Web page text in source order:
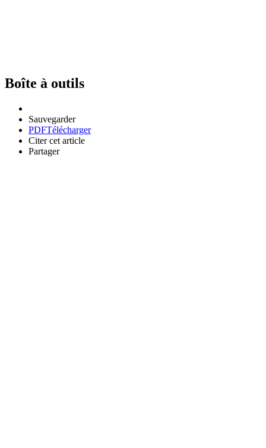
Boîte à outils
Sauvegarder
PDFTélécharger
Citer cet article
Partager